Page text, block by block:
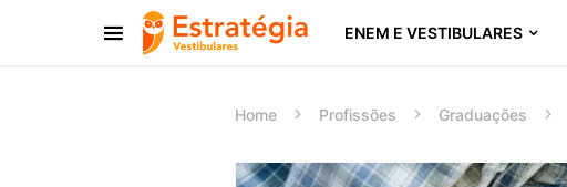
ENEM E VESTIBULARES
Procurar:
Home Profissões Graduações